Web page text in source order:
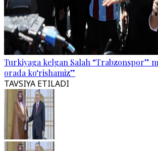
Turkiyaga kelgan Salah “Trabzonspor”
orada ko‘rishamiz”
TAVSIYA ETILADI